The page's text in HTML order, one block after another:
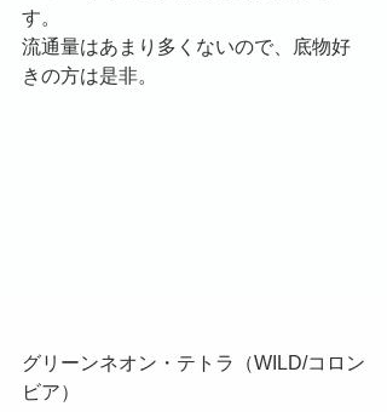
す。
流通量はあまり多くないので、底物好
きの方は是非。
グリーンネオン・テトラ（WILD/コロン
ビア）